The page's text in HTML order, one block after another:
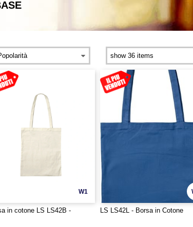
W1
in cotone LS LS42B - LS LS42L - Borsa in Cotone